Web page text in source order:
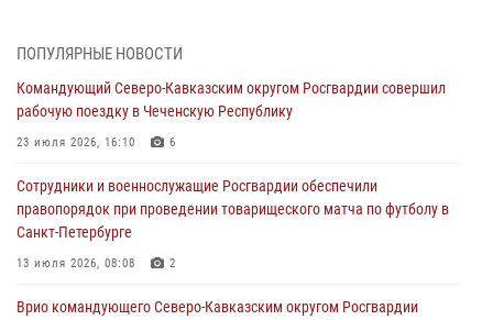
В Центральных регионах России продолжается ведомственная
09 августа 2026, 08:00
В Чеченской Республике пожарные расчеты Росгвардии и МЧС
09 августа 2026, 08:00
В Кузбассе росгвардейцы помогли вернуть горожанке пропавшую
мать
ПОПУЛЯРНЫЕ НОВОСТИ
Командующий Северо-Кавказским округом Росгвардии совершил
рабочую поездку в Чеченскую Республику
23 июля 2026, 16:10 6
Сотрудники и военнослужащие Росгвардии обеспечили
правопорядок при проведении товарищеского матча по футболу в
Санкт-Петербурге
13 июля 2026, 08:08 2
Врио командующего Северо-Кавказским округом Росгвардии